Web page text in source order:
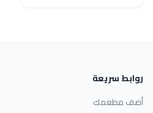
روابط سريعة
أضف مطعمك